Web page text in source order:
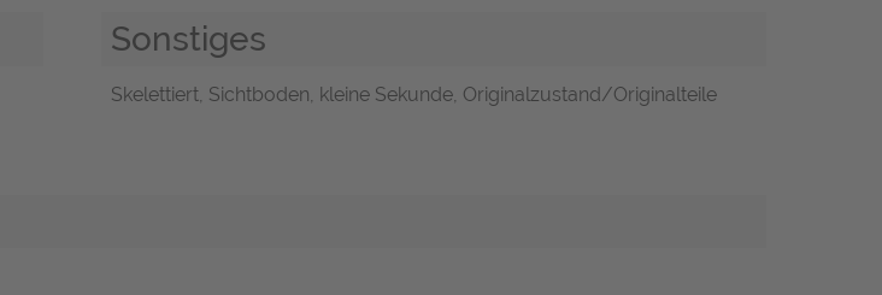
Sonstiges
Skelettiert, Sichtboden, kleine Sekunde, Originalzustand/Originalteile